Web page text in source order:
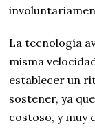
La tecnología
misma
establecer un
sostener, ya
costoso, y muy